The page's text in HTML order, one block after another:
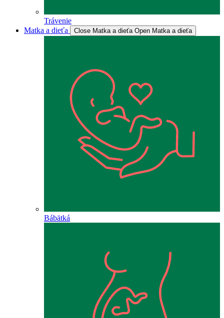
Trávenie
Matka a dieťa
Close Matka a dieťa Open Matka a dieťa
Bábätká